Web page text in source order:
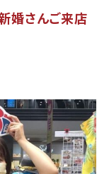
婚さんご来店